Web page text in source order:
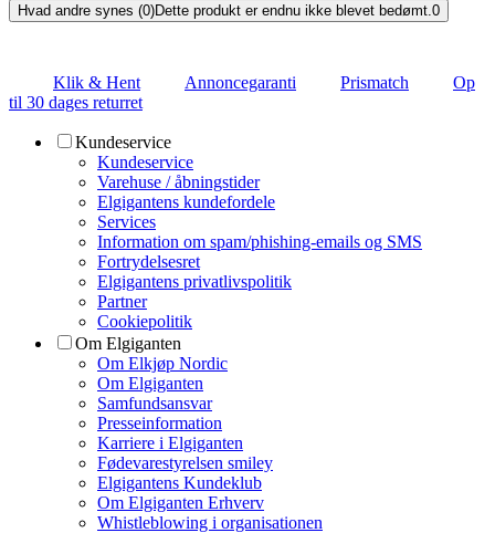
Hvad andre synes (0)Dette produkt er endnu ikke blevet bedømt. 0
Klik & Hent Annoncegaranti Prismatch
Op
til 30 dages returret
Kundeservice
Kundeservice
Varehuse / åbningstider
Elgigantens kundefordele
Services
Information om spam/phishing-emails og SMS
Fortrydelsesret
Elgigantens privatlivspolitik
Partner
Cookiepolitik
Om Elgiganten
Om Elkjøp Nordic
Om Elgiganten
Samfundsansvar
Presseinformation
Karriere i Elgiganten
Fødevarestyrelsen smiley
Elgigantens Kundeklub
Om Elgiganten Erhverv
Whistleblowing i organisationen